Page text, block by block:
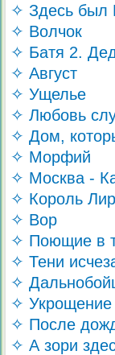
✧ Здесь был
✧ Волчок
✧ Батя 2.
✧ Август
✧ Ущелье
✧ Любовь
✧ Дом,
✧ Морфий
✧ Москва -
✧ Король Лир
✧ Вор
✧ Поющие в
✧ Тени
✧
✧ Укрощение
✧ После
✧ А зори